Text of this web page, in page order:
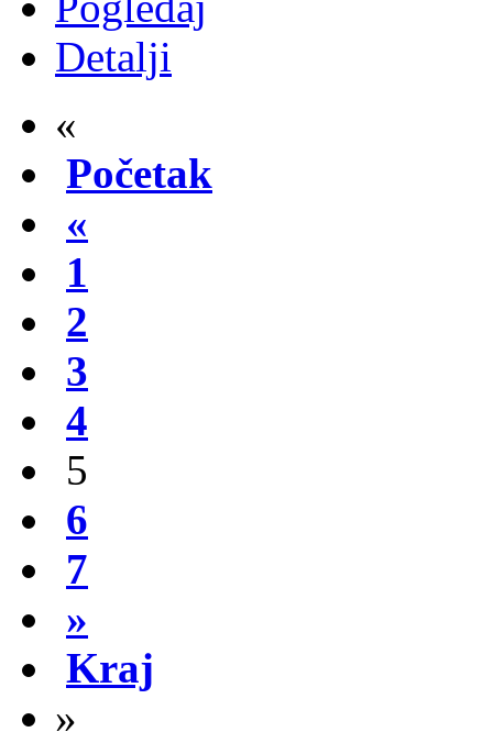
Detalji
«
Početak
«
1
2
3
4
5
6
7
»
Kraj
»